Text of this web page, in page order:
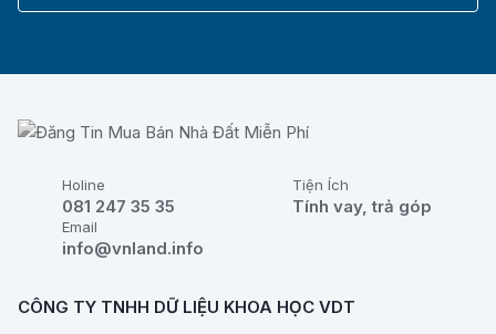
Holine
081 247 35 35
Tiện Ích
Tính vay, trả góp
Email
info@vnland.info
CÔNG TY TNHH DỮ LIỆU KHOA HỌC VDT